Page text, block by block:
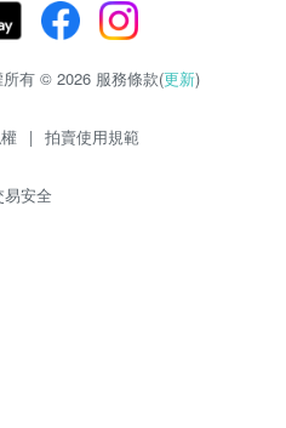
有 © 2026 服務條款(更新)
| 拍賣使用規範
易安全